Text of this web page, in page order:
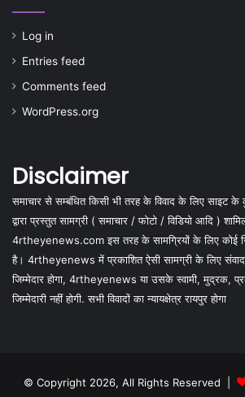
Log in
Entries feed
Comments feed
WordPress.org
Disclaimer
समाचार से सम्बंधित किसी भी तरह के विवाद के लिए साइट के
द्वारा प्रस्तुत सामग्री ( समाचार / फोटो / विडियो आदि )
4rtheyenews.com इस तरह के सामग्रियों के लिए कोई
है। 4rtheyenews में प्रकाशित ऐसी सामग्री के लिए
जिम्मेदार होगा, 4rtheyenews या उसके स्वामी, मुद्रक,
जिम्मेदारी नहीं होगी. सभी विवादों का न्यायक्षेत्र रायपुर होगा
© Copyright 2026, All Rights Reserved |